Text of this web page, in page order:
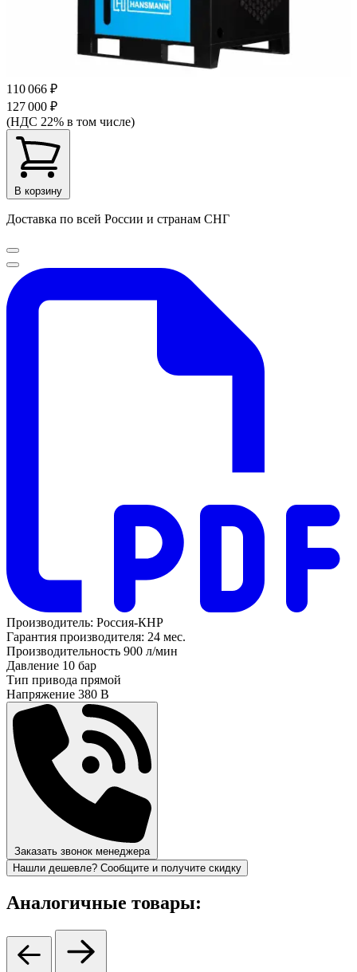
110 066 ₽
127 000 ₽
(НДС 22% в том числе)
В корзину
Доставка по всей России и странам СНГ
Производитель: Россия-КНР
Гарантия производителя: 24 мес.
Производительность 900 л/мин
Давление 10 бар
Тип привода прямой
Напряжение 380 В
Заказать звонок менеджера
Нашли дешевле? Сообщите и получите скидку
Аналогичные товары: